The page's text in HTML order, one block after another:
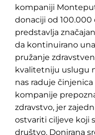
kompaniji
donaciji od 100.000
predstavlja
da kontinuirano
pružanje
kvalitetniju uslugu
nas raduje
kompanije
zdravstvo, jer
ostvariti ciljeve koji
društvo. Donirana